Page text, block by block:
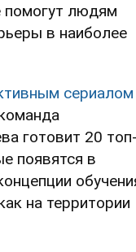
помогут людям
в наиболее
сериалом
готовит 20 топ-
появятся в
на территории